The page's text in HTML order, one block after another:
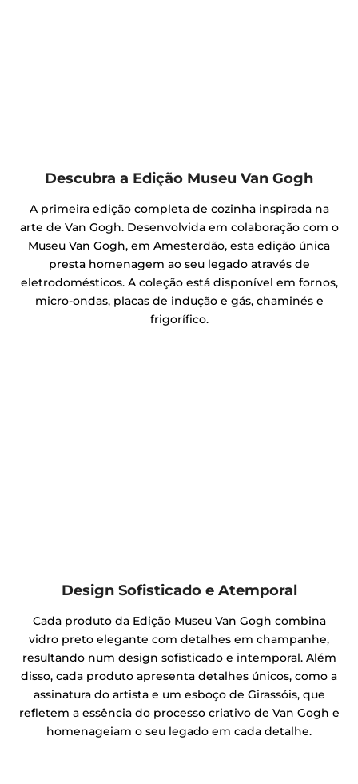
Descubra a Edição Museu Van Gogh
A primeira edição completa de cozinha inspirada na
arte de Van Gogh. Desenvolvida em colaboração com o
Museu Van Gogh, em Amesterdão, esta edição única
presta homenagem ao seu legado através de
eletrodomésticos. A coleção está disponível em fornos,
micro-ondas, placas de indução e gás, chaminés e
frigorífico.
Design Sofisticado e Atemporal
Cada produto da Edição Museu Van Gogh combina
vidro preto elegante com detalhes em champanhe,
resultando num design sofisticado e intemporal. Além
disso, cada produto apresenta detalhes únicos, como a
assinatura do artista e um esboço de Girassóis, que
refletem a essência do processo criativo de Van Gogh e
homenageiam o seu legado em cada detalhe.